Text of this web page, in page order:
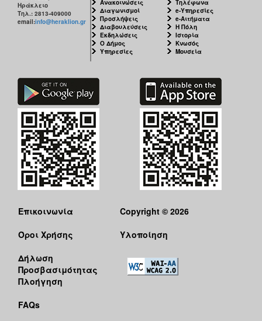
Ηράκλειο
Τηλ.: 2813-409000
email:info@heraklion.gr
Ανακοινώσεις
Διαγωνισμοί
Προσλήψεις
Διαβουλεύσεις
Εκδηλώσεις
Ο Δήμος
Υπηρεσίες
Τηλέφωνα
e-Υπηρεσίες
e-Αιτήματα
Η Πόλη
Ιστορία
Κνωσός
Μουσεία
Επικοινωνία
Όροι Χρήσης
Δήλωση
Προσβασιμότητας
Πλοήγηση
FAQs
Copyright © 2026
Υλοποίηση